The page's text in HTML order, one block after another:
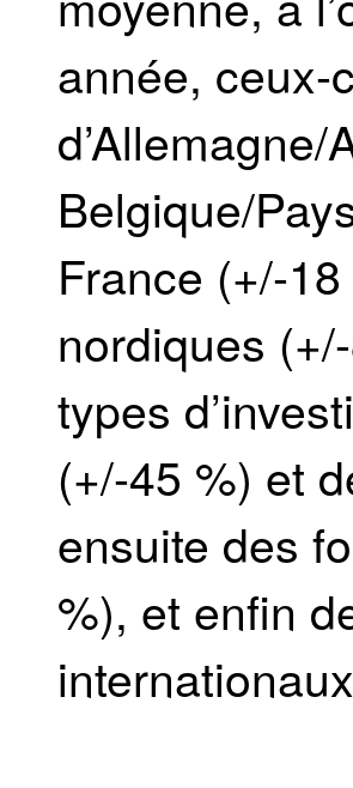
année, ceux-
Belgique/
France (+/-
nordiques
types
(+/-45 %) et
ensuite des
%), et enfin